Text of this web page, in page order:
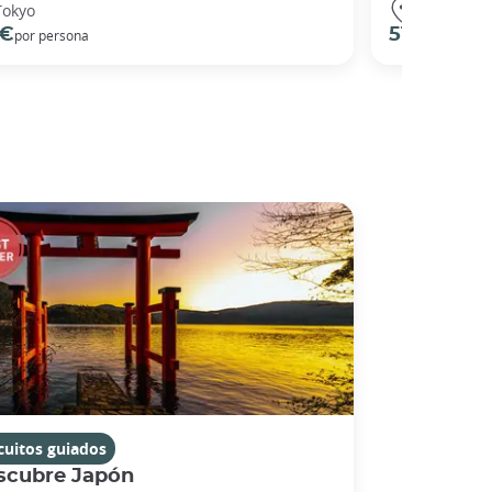
por persona
51 €
guiados
Japón